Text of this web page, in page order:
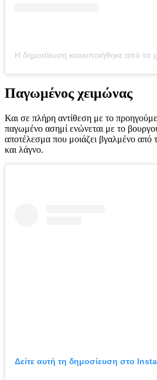
Παγωμένος χειμώνας
Και σε πλήρη αντίθεση με το
παγωμένο ασημί ενώνεται με το
αποτέλεσμα που μοιάζει βγαλμένο από
και λάγνο.
Δείτε αυτή τη δημοσίευση στο